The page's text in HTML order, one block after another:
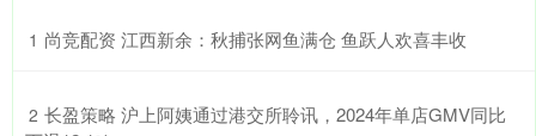
1 ​尚竞配资 江西新余：秋捕张网鱼满仓 鱼跃人欢喜丰收
2 ​长盈策略 沪上阿姨通过港交所聆讯，2024年单店GMV同比